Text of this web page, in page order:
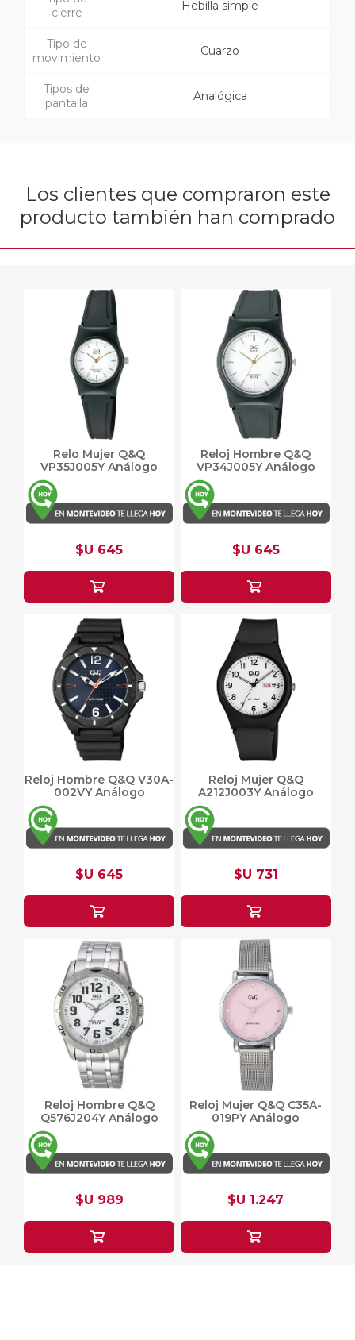
cierre
Hebilla simple
Tipo de
movimiento
Cuarzo
Tipos de
pantalla
Analógica
Los clientes que compraron este
producto también han comprado
Relo Mujer Q&Q
VP35J005Y Análogo
$U 645
Reloj Hombre Q&Q
VP34J005Y Análogo
$U 645
Reloj Hombre Q&Q V30A-
002VY Análogo
$U 645
Reloj Mujer Q&Q
A212J003Y Análogo
$U 731
Reloj Hombre Q&Q
Q576J204Y Análogo
$U 989
Reloj Mujer Q&Q C35A-
019PY Análogo
$U 1.247